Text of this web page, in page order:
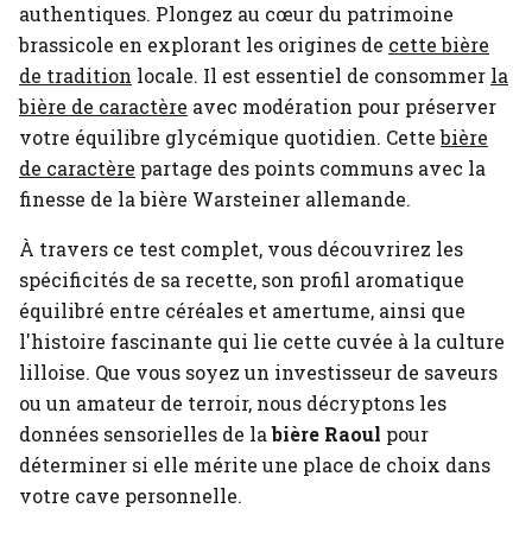
authentiques. Plongez au cœur du patrimoine
brassicole en explorant les origines de cette bière
de tradition locale. Il est essentiel de consommer la
bière de caractère avec modération pour préserver
votre équilibre glycémique quotidien. Cettebière
de caractère partage des points communs avec la
finesse de la bière Warsteiner allemande.
À travers ce test complet, vous découvrirez les
spécificités de sa recette, son profil aromatique
équilibré entre céréales et amertume, ainsi que
l'histoire fascinante qui lie cette cuvée à la culture
lilloise. Que vous soyez un investisseur de saveurs
ou un amateur de terroir, nous décryptons les
données sensorielles de labière Raoul pour
déterminer si elle mérite une place de choix dans
votre cave personnelle.